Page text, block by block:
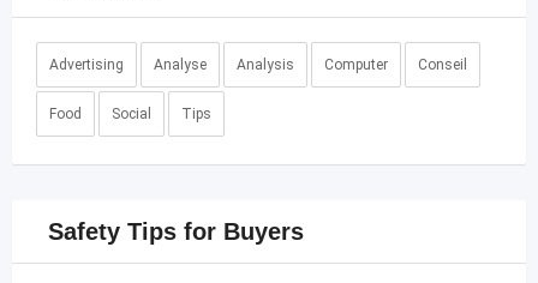
Advertising Analyse Analysis Computer Conseil
Food Social Tips
Safety Tips for Buyers